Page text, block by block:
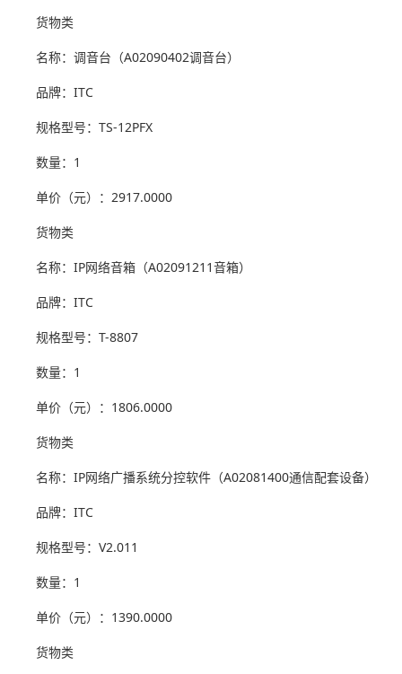
货物类
名称：调音台（A02090402调音台）
品牌：ITC
规格型号：TS-12PFX
数量：1
单价（元）：2917.0000
货物类
名称：IP网络音箱（A02091211音箱）
品牌：ITC
规格型号：T-8807
数量：1
单价（元）：1806.0000
货物类
名称：IP网络广播系统分控软件（A02081400通信配套设备）
品牌：ITC
规格型号：V2.011
数量：1
单价（元）：1390.0000
货物类